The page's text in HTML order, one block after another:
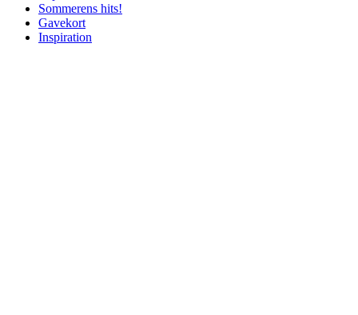
Sommerens hits!
Gavekort
Inspiration